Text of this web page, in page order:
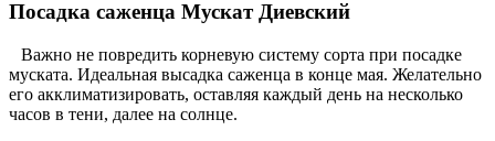
Посадка саженца Мускат Диевский
Важно не повредить корневую систему сорта при посадке
муската. Идеальная высадка саженца в конце мая. Желательно
его акклиматизировать, оставляя каждый день на несколько
часов в тени, далее на солнце.